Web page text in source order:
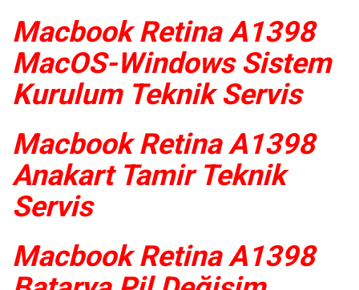
Macbook Retina A1398
MacOS-Windows Sistem
Kurulum Teknik Servis
Macbook Retina A1398
Anakart Tamir Teknik
Servis
Macbook Retina A1398